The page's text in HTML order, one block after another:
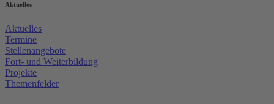
Aktuelles
Aktuelles
Termine
Stellenangebote
Fort- und Weiterbildung
Projekte
Themenfelder